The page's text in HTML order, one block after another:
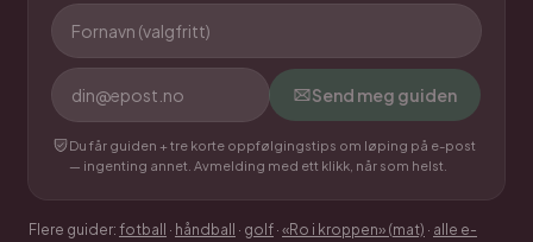
Send meg guiden
Du får guiden + tre korte oppfølgingstips om løping på e-post
— ingenting annet. Avmelding med ett klikk, når som helst.
Flere guider: fotball · håndball · golf · «Ro i kroppen» (mat) · alle e-